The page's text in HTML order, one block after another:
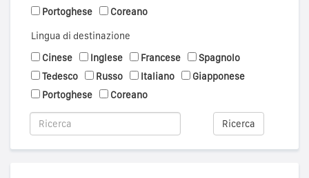
Portoghese
Coreano
Lingua di destinazione
Cinese
Inglese Francese
Spagnolo
Tedesco
Russo Italiano
Giapponese
Portoghese
Coreano
Ricerca